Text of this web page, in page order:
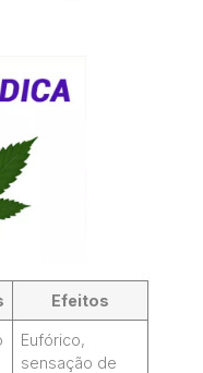
Efeitos
Eufórico,
sensação de